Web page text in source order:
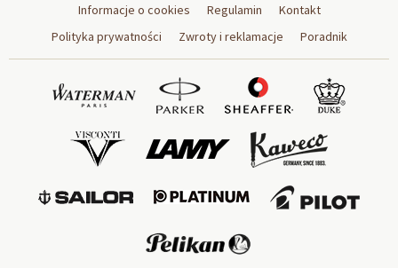
Informacje o cookies
Regulamin
Kontakt
Polityka prywatności
Zwroty i reklamacje Poradnik